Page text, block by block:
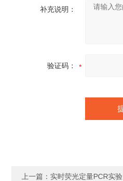
补充说明：
验证码：
上一篇： 实时荧光定量PCR实验